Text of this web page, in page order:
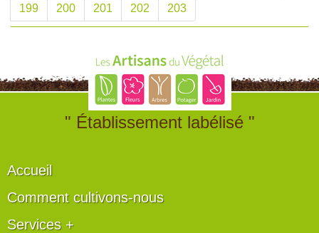
199 200 201 202 203
" Établissement labélisé "
Accueil
Comment cultivons-nous
Services +